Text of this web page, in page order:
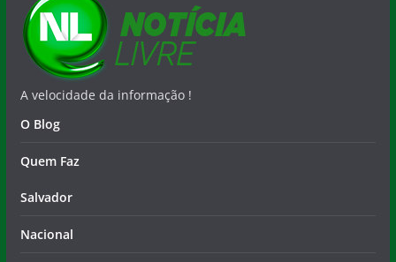
A velocidade da informação !
O Blog
Quem Faz
Salvador
Nacional